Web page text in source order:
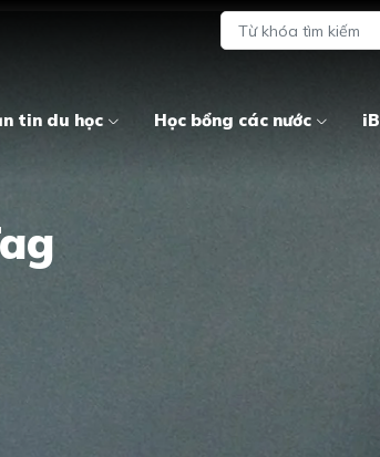
tin du học Học bổng các nước